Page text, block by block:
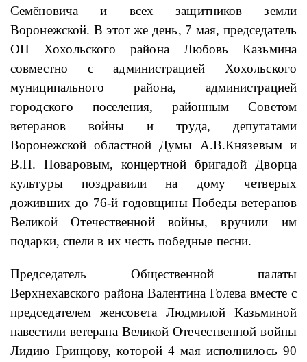
Семёновича и всех защитников земли
Воронежской. В этот же день, 7 мая, председатель
ОП Хохольского района Любовь Казьмина
совместно с администрацией Хохольского
муниципального района, администрацией
городского поселения, районным Советом
ветеранов войны и труда, депутатами
Воронежской областной Думы А.В.Князевым и
В.П. Поваровым, концертной бригадой Дворца
культуры поздравили на дому четверых
доживших до 76-й годовщины Победы ветеранов
Великой Отечественной войны, вручили им
подарки, спели в их честь победные песни.
Председатель Общественной палаты
Верхнехавского района Валентина Голева вместе с
председателем женсовета Людмилой Казьминой
навестили ветерана Великой Отечественной войны
Лидию Гринцову, которой 4 мая исполнилось 90